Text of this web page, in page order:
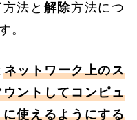
方法と 解除方法につ
。
ネットワーク上のス
ントしてコンピュ
使えるようにする